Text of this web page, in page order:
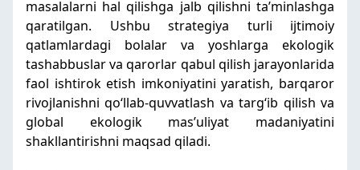
masalalarni hal qilishga jalb qilishni taʼminlashga
qaratilgan. Ushbu strategiya turli ijtimoiy
qatlamlardagi bolalar va yoshlarga ekologik
tashabbuslar va qarorlar qabul qilish jarayonlarida
faol ishtirok etish imkoniyatini yaratish, barqaror
rivojlanishni qoʻllab-quvvatlash va targʻib qilish va
global ekologik masʼuliyat madaniyatini
shakllantirishni maqsad qiladi.